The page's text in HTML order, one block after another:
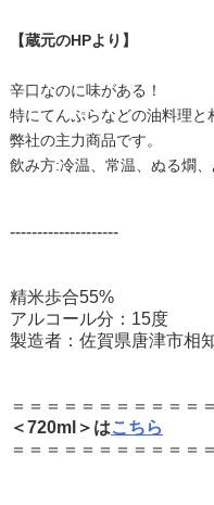
【蔵元のHPより】
辛口なのに味がある！
特にてんぷらなどの油料理と
弊社の主力商品です。
飲み方:冷温、常温、ぬる燗、
--------------------
精米歩合55%
アルコール分：15度
製造者：佐賀県唐津市相
＝＝＝＝＝＝＝＝＝＝＝
＜720ml＞はこちら
＝＝＝＝＝＝＝＝＝＝＝